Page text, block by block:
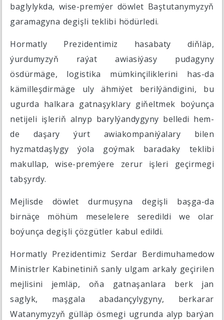
baglylykda, wise-premýer döwlet Baştutanymyzyň
garamagyna degişli teklibi hödürledi.
Hormatly Prezidentimiz hasabaty diňläp,
ýurdumyzyň raýat awiasiýasy pudagyny
ösdürmäge, logistika mümkinçiliklerini has-da
kämilleşdirmäge uly ähmiýet berilýändigini, bu
ugurda halkara gatnaşyklary giňeltmek boýunça
netijeli işleriň alnyp barylýandygyny belledi hem-
de daşary ýurt awiakompaniýalary bilen
hyzmatdaşlygy ýola goýmak baradaky teklibi
makullap, wise-premýere zerur işleri geçirmegi
tabşyrdy.
Mejlisde döwlet durmuşyna degişli başga-da
birnäçe möhüm meselelere seredildi we olar
boýunça degişli çözgütler kabul edildi.
Hormatly Prezidentimiz Serdar Berdimuhamedow
Ministrler Kabinetiniň sanly ulgam arkaly geçirilen
mejlisini jemläp, oňa gatnaşanlara berk jan
saglyk, maşgala abadançylygyny, berkarar
Watanymyzyň gülläp ösmegi ugrunda alyp barýan